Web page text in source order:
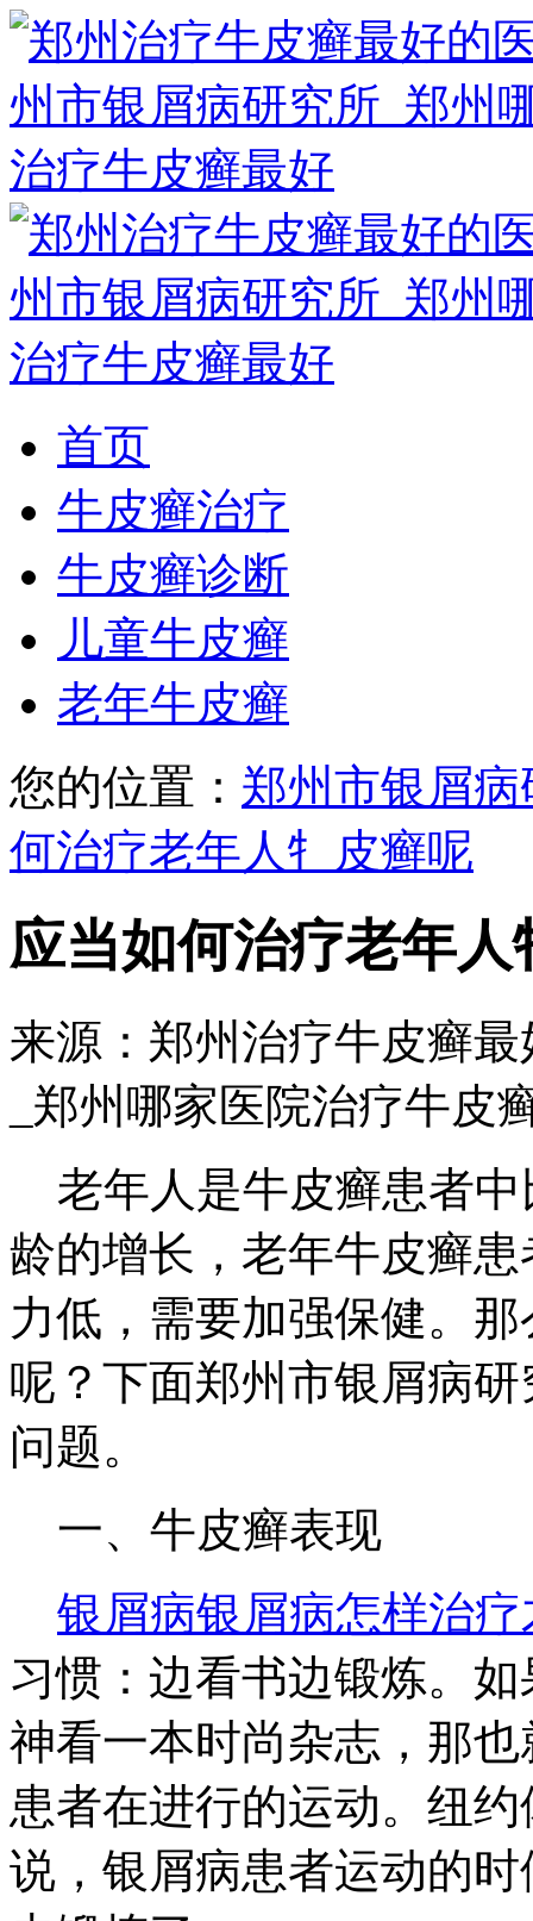
首页
牛皮癣治疗
牛皮癣诊断
儿童牛皮癣
老年牛皮癣
您的位置： 郑州市银屑病
何治疗老年人牜皮癣呢
应当如何治疗老年人
来源：郑州治疗牛皮癣
_郑州哪家医院治疗牛皮
老年人是牛皮癣患者中
龄的增长，老年牛皮癣
力低，需要加强保健。
呢？下面郑州市银屑病
问题。
一、牛皮癣表现
银屑病银屑病怎样治
习惯：边看书边锻炼。
神看一本时尚杂志，那
患者在进行的运动。纽
说，银屑病患者运动的